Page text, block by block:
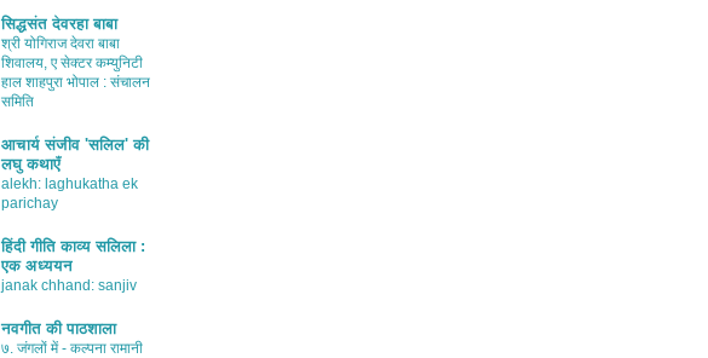
सिद्धसंत देवरहा बाबा
श्री योगिराज देवरा बाबा
शिवालय, ए सेक्टर कम्युनिटी
हाल शाहपुरा भोपाल : संचालन
समिति
आचार्य संजीव 'सलिल' की
लघु कथाएँ
alekh: laghukatha ek
parichay
हिंदी गीति काव्य सलिला :
एक अध्ययन
janak chhand: sanjiv
नवगीत की पाठशाला
७. जंगलों में - कल्पना रामानी